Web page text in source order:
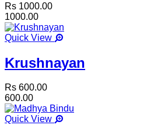
Rs 1000.00
1000.00
Quick View
Krushnayan
Rs 600.00
600.00
Quick View